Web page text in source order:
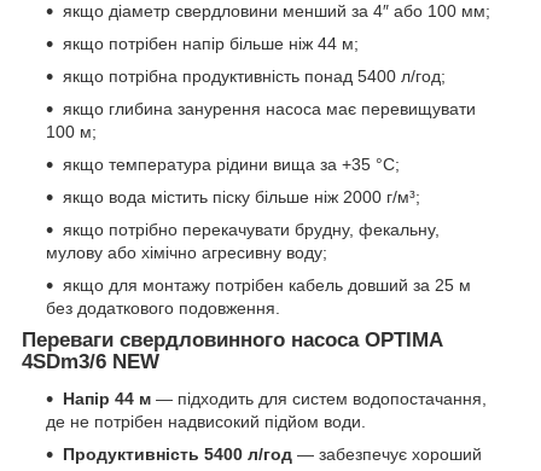
якщо діаметр свердловини менший за 4″ або 100 мм;
якщо потрібен напір більше ніж 44 м;
якщо потрібна продуктивність понад 5400 л/год;
якщо глибина занурення насоса має перевищувати
100 м;
якщо температура рідини вища за +35 °C;
якщо вода містить піску більше ніж 2000 г/м³;
якщо потрібно перекачувати брудну, фекальну,
мулову або хімічно агресивну воду;
якщо для монтажу потрібен кабель довший за 25 м
без додаткового подовження.
Переваги свердловинного насоса OPTIMA
4SDm3/6 NEW
Напір 44 м — підходить для систем водопостачання,
де не потрібен надвисокий підйом води.
Продуктивність 5400 л/год — забезпечує хороший